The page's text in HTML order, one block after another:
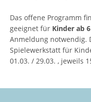
Das offene Programm
geeignet für Kinder ab
Anmeldung notwendig.
Spielewerkstatt für
01.03. / 29.03. , jeweils